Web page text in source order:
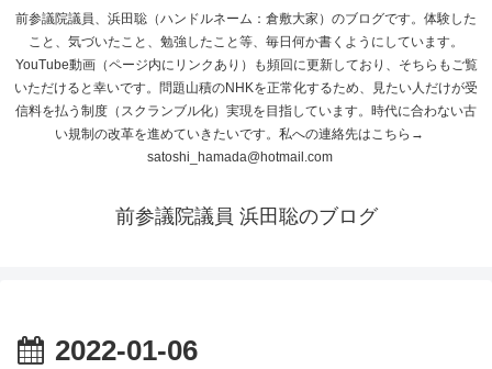
前参議院議員、浜田聡（ハンドルネーム：倉敷大家）のブログです。体験した
こと、気づいたこと、勉強したこと等、毎日何か書くようにしています。
YouTube動画（ページ内にリンクあり）も頻回に更新しており、そちらもご覧
いただけると幸いです。問題山積のNHKを正常化するため、見たい人だけが受
信料を払う制度（スクランブル化）実現を目指しています。時代に合わない古
い規制の改革を進めていきたいです。私への連絡先はこちら→
satoshi_hamada@hotmail.com
前参議院議員 浜田聡のブログ
2022-01-06